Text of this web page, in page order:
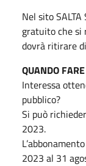
Nel sito
gratuito che si
dovrà ritirare
QUANDO
Interessa
pubblico?
Si può
2023.
2023 al 31